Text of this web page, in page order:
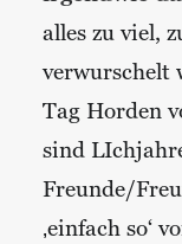
alles zu viel,
verwurschelt
Tag Horden
sind
Freunde/
‚einfach so‘